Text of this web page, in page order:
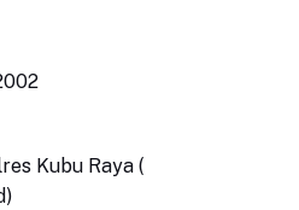
Kubu Raya (